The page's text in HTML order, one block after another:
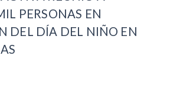
PERSONAS EN
DEL DÍA DEL NIÑO EN